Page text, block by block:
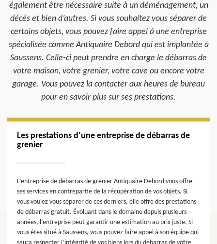
également être nécessaire suite à un déménagement, un
décès et bien d’autres. Si vous souhaitez vous séparer de
certains objets, vous pouvez faire appel à une entreprise
spécialisée comme Antiquaire Debord qui est implantée à
Saussens. Celle-ci peut prendre en charge le débarras de
votre maison, votre grenier, votre cave ou encore votre
garage. Vous pouvez la contacter aux heures de bureau
pour en savoir plus sur ses prestations.
Les prestations d’une entreprise de débarras de
grenier
L’entreprise de débarras de grenier Antiquaire Debord vous offre
ses services en contrepartie de la récupération de vos objets. Si
vous voulez vous séparer de ces derniers, elle offre des prestations
de débarras gratuit. Évoluant dans le domaine depuis plusieurs
années, l’entreprise peut garantir une estimation au prix juste. Si
vous êtes situé à Saussens, vous pouvez faire appel à son équipe qui